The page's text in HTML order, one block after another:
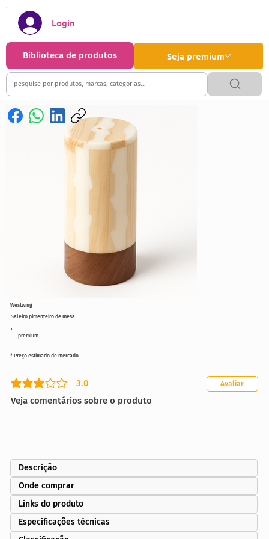
Seja premium
Biblioteca de produtos
Login
premium
Saleiro pimenteiro de mesa
3.0
classificação média é 3 de 5
Veja comentários sobre o produto
Avaliar
* Preço estimado de mercado
Westwing
Descrição
Onde comprar
Links do produto
Especificações técnicas